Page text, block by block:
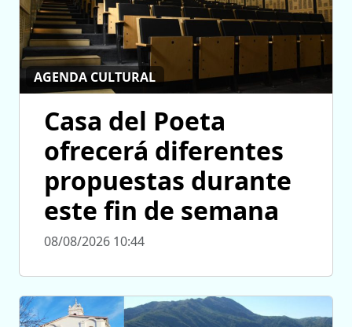
AGENDA CULTURAL
Casa del Poeta
ofrecerá diferentes
propuestas durante
este fin de semana
08/08/2026 10:44